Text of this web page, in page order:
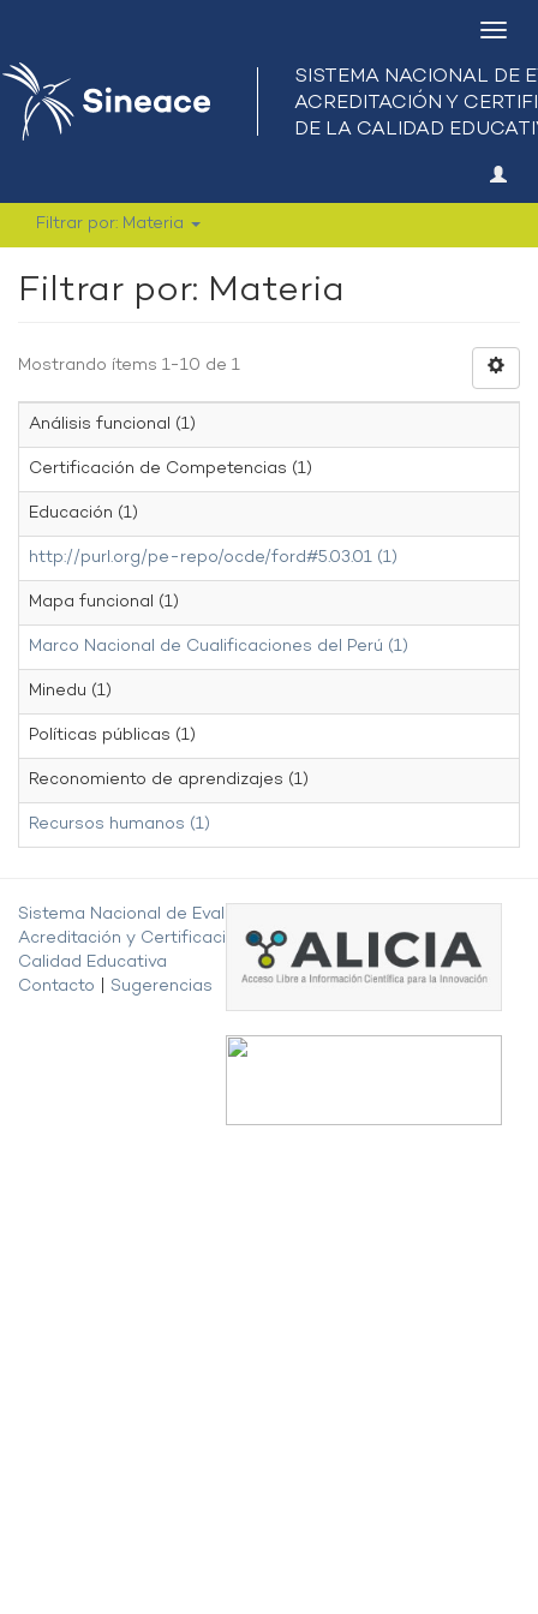
Filtrar por: Materia
Filtrar por: Materia
Mostrando ítems 1-10 de 1
Análisis funcional (1)
Certificación de Competencias (1)
Educación (1)
http://purl.org/pe-repo/ocde/ford#5.03.01 (1)
Mapa funcional (1)
Marco Nacional de Cualificaciones del Perú (1)
Minedu (1)
Políticas públicas (1)
Reconomiento de aprendizajes (1)
Recursos humanos (1)
Sistema Nacional de Evaluación,
Acreditación y Certificación de la
Calidad Educativa
Contacto
Sugerencias